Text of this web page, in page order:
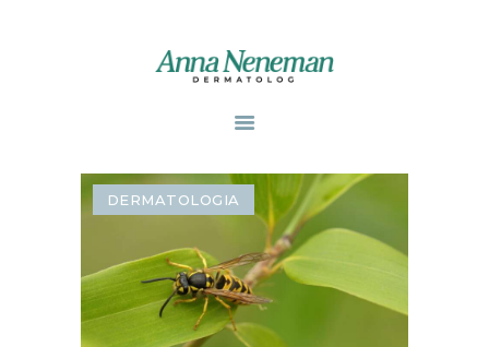
PUBLIKACJE
ZABIEGI
GABINETY
WPISY
KONTAKT
DERMATOLOGIA